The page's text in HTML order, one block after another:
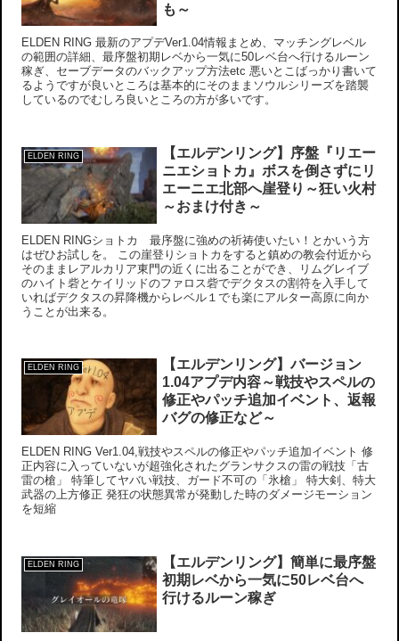
も～
ELDEN RING 最新のアプデVer1.04情報まとめ、マッチングレベル
の範囲の詳細、最序盤初期レベから一気に50レベ台へ行けるルーン
稼ぎ、セーブデータのバックアップ方法etc 悪いとこばっかり書いて
るようですが良いところは基本的にそのままソウルシリーズを踏襲
しているのでむしろ良いところの方が多いです。
ELDEN RING
【エルデンリング】序盤『リエー
ニエショトカ』ボスを倒さずにリ
エーニエ北部へ崖登り～狂い火村
～おまけ付き～
ELDEN RINGショトカ 最序盤に強めの祈祷使いたい！とかいう方
はぜひお試しを。 この崖登りショトカをすると鎮めの教会付近から
そのままレアルカリア東門の近くに出ることができ、リムグレイブ
のハイト砦とケイリッドのファロス砦でデクタスの割符を入手して
いればデクタスの昇降機からレベル１でも楽にアルター高原に向か
うことが出来る。
ELDEN RING
【エルデンリング】バージョン
1.04アプデ内容～戦技やスペルの
修正やパッチ追加イベント、返報
バグの修正など～
ELDEN RING Ver1.04,戦技やスペルの修正やパッチ追加イベント 修
正内容に入っていないが超強化されたグランサクスの雷の戦技「古
雷の槍」 特筆してヤバい戦技、ガード不可の「氷槍」 特大剣、特大
武器の上方修正 発狂の状態異常が発動した時のダメージモーション
を短縮
ELDEN RING
【エルデンリング】簡単に最序盤
初期レベから一気に50レベ台へ
行けるルーン稼ぎ